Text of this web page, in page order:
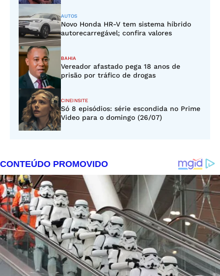
AUTOS
Novo Honda HR-V tem sistema híbrido
autorecarregável; confira valores
BAHIA
Vereador afastado pega 18 anos de
prisão por tráfico de drogas
CINEINSITE
Só 8 episódios: série escondida no Prime
Video para o domingo (26/07)